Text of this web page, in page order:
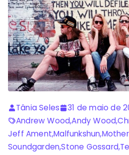
Tânia Seles 31 de maio de
Andrew Wood,Andy Wood,
Jeff Ament,Malfunkshun,
Soundgarden,Stone Gossard,